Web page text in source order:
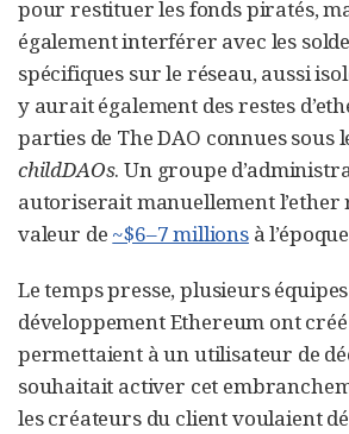
pour restituer les fonds piratés,
également interférer avec les
spécifiques sur le réseau, aussi
y aurait également des restes
parties de The DAO connues sous
childDAOs. Un groupe
autoriserait manuellement l’ether
valeur de ~$6–7 millionsà
Le temps presse, plusieurs
développement Ethereum ont
permettaient à un utilisateur de
souhaitait activer cet
les créateurs du client voulaient